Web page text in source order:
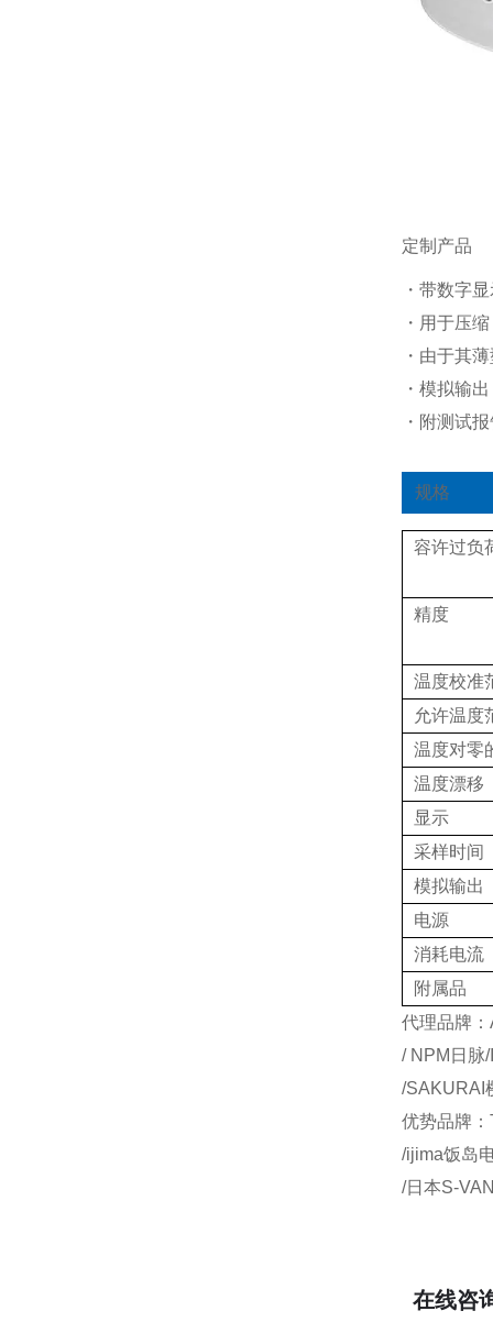
定制产品
・带数字
・用于压缩
・由于其
・模拟输出
・附测试
规格
容许过负
精度
温度校准
允许温度
温度对零
温度漂移
显示
采样时间
模拟输出
电源
消耗电流
附属品
代理品牌
/ NPM日脉
/SAKURAI
优势品牌
/ijima饭岛
/日本S-
在线咨